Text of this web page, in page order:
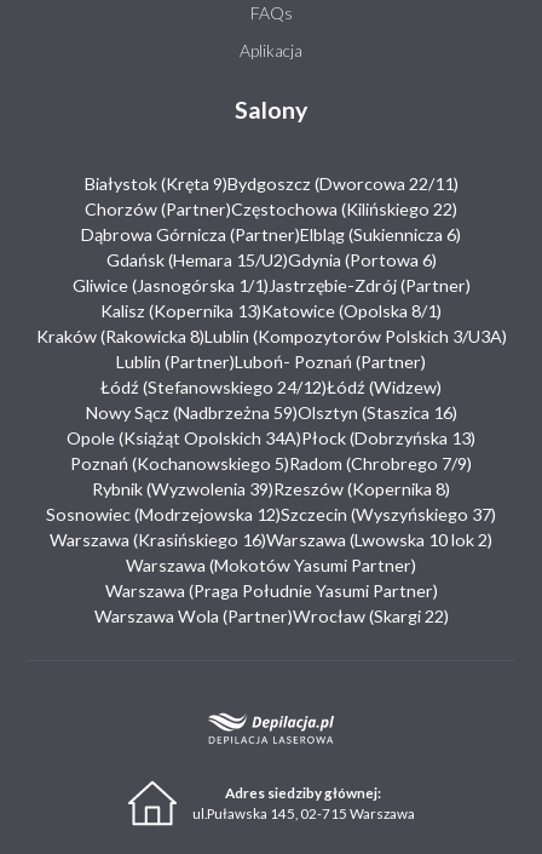
FAQs
Aplikacja
Salony
Białystok (Kręta 9)Bydgoszcz (Dworcowa 22/11)
Chorzów (Partner)Częstochowa (Kilińskiego 22)
Dąbrowa Górnicza (Partner)Elbląg (Sukiennicza 6)
Gdańsk (Hemara 15/U2)Gdynia (Portowa 6)
Gliwice (Jasnogórska 1/1) Jastrzębie-Zdrój (Partner)
Kalisz (Kopernika 13)Katowice (Opolska 8/1)
Kraków (Rakowicka 8)Lublin (Kompozytorów Polskich 3/U3A)
Lublin (Partner)Luboń- Poznań (Partner)
Łódź (Stefanowskiego 24/12)Łódź (Widzew)
Nowy Sącz (Nadbrzeżna 59)Olsztyn (Staszica 16)
Opole (Książąt Opolskich 34A)Płock (Dobrzyńska 13)
Poznań (Kochanowskiego 5)Radom (Chrobrego 7/9)
Rybnik (Wyzwolenia 39)Rzeszów (Kopernika 8)
Sosnowiec (Modrzejowska 12)Szczecin (Wyszyńskiego 37)
Warszawa (Krasińskiego 16)Warszawa (Lwowska 10 lok 2)
Warszawa (Mokotów Yasumi Partner)
Warszawa (Praga Południe Yasumi Partner)
Warszawa Wola (Partner)Wrocław (Skargi 22)
Adres siedziby głównej:
ul.Puławska 145, 02-715 Warszawa